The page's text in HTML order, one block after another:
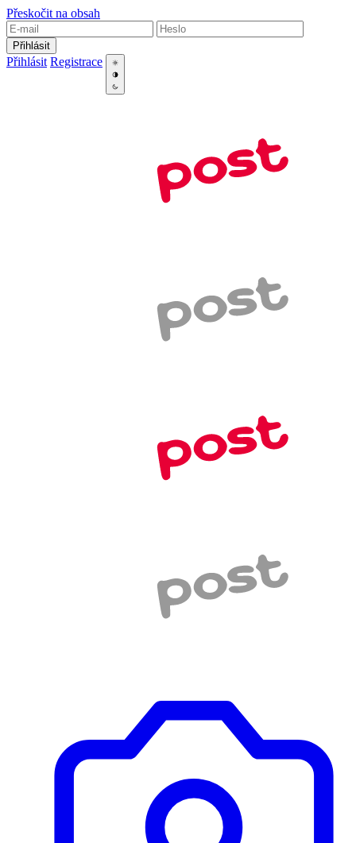
Přeskočit na obsah
Přihlásit
Přihlásit Registrace